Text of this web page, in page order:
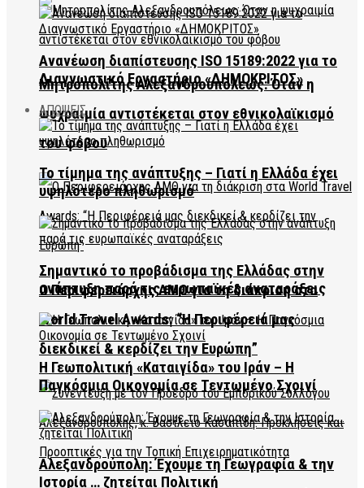
Μητροπολίτης Αλεξανδρουπόλεως: Όταν η
ψυχραιμία αντιστέκεται στον εθνικολαϊκισμό
του φόβου
Ο Περιφερειάρχης ΑΜΘ για τη διάκριση στα
World Travel Awards: “Η Περιφέρειά μας
διεκδικεί & κερδίζει την Ευρώπη”
Ανανέωση διαπίστευσης ISO 15189:2022 για το
Διαγνωστικό Εργαστήριο «ΔΗΜΟΚΡΙΤΟΣ»
ΑΠΟΨΕΙΣ
Το τίμημα της ανάπτυξης – Γιατί η Ελλάδα έχει
υψηλότερο πληθωρισμό
Σημαντικό το προβάδισμα της Ελλάδας στην
ανάπτυξη παρά τις ευρωπαϊκές αναταράξεις
Η Γεωπολιτική «Καταιγίδα» του Ιράν – Η
Παγκόσμια Οικονομία σε Τεντωμένο Σχοινί
Αλεξανδρούπολη: Έχουμε τη Γεωγραφία & την
Ιστορία … ζητείται Πολιτική